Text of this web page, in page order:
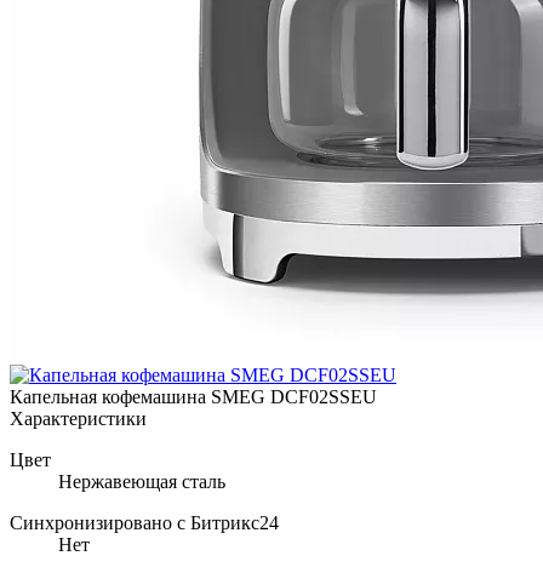
Капельная кофемашина SMEG DCF02SSEU
Характеристики
Цвет
Нержавеющая сталь
Синхронизировано с Битрикс24
Нет